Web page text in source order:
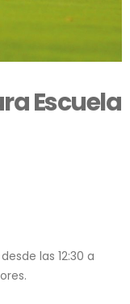
Escuela
las 12:30 a